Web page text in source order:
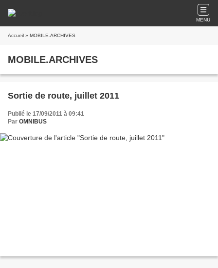
MENU
Accueil » MOBILE.ARCHIVES
MOBILE.ARCHIVES
Sortie de route, juillet 2011
Publié le 17/09/2011 à 09:41
Par OMNIBUS